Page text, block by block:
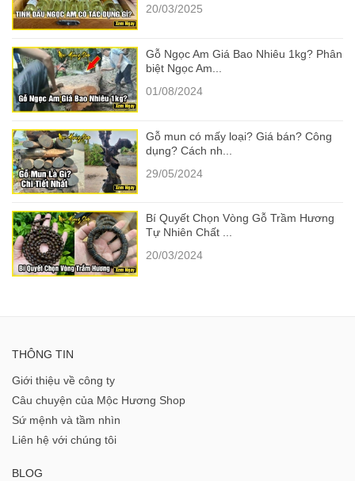
20/03/2025
Gỗ Ngọc Am Giá Bao Nhiêu 1kg? Phân
biệt Ngọc Am...
01/08/2024
Gỗ mun có mấy loại? Giá bán? Công
dụng? Cách nh...
29/05/2024
Bí Quyết Chọn Vòng Gỗ Trầm Hương
Tự Nhiên Chất ...
20/03/2024
THÔNG TIN
Giới thiệu về công ty
Câu chuyện của Mộc Hương Shop
Sứ mệnh và tầm nhìn
Liên hệ với chúng tôi
BLOG